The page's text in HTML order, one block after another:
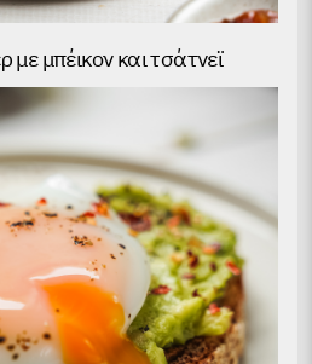
μπέικον και τσάτνεϊ